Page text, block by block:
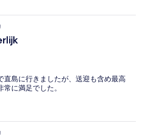
直島に行きましたが、送迎も含め最高
に満足でした。